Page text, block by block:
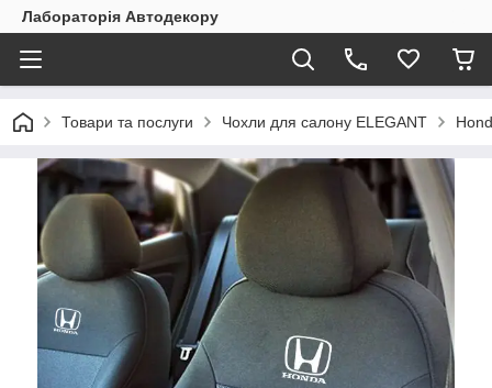
Лабораторія Автодекору
Товари та послуги Чохли для салону ELEGANT